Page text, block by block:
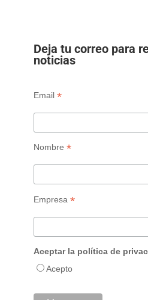
Deja tu correo para
noticias
Email *
Nombre *
Empresa *
Aceptar la política de
Acepto